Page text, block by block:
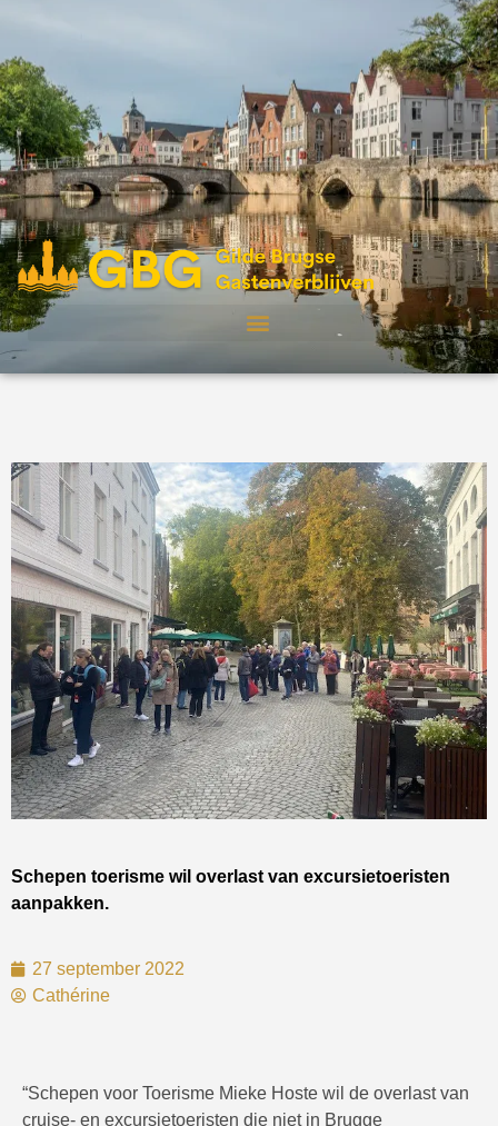
Schepen toerisme wil overlast van excursietoeristen
aanpakken.
27 september 2022
Cathérine
“Schepen voor Toerisme Mieke Hoste wil de overlast van
cruise- en excursietoeristen die niet in Brugge